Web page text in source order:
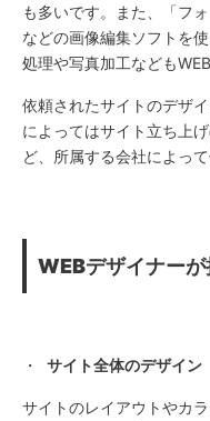
も多いです。また、「フ
などの画像編集ソフトを
処理や写真加工なども
依頼されたサイトのデザ
によってはサイト立ち上
ど、所属する会社によっ
WEBデザイナー
・ サイト全体のデザイン
サイトのレイアウトやカ